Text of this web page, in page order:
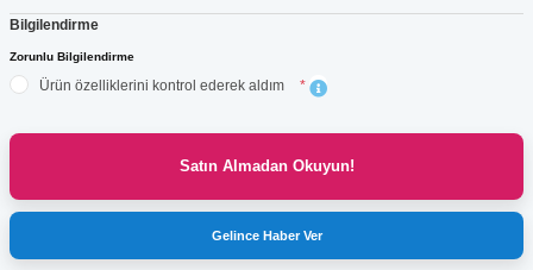
Bilgilendirme
Zorunlu Bilgilendirme
Ürün özelliklerini kontrol ederek aldım *
Satın Almadan Okuyun!
Gelince Haber Ver